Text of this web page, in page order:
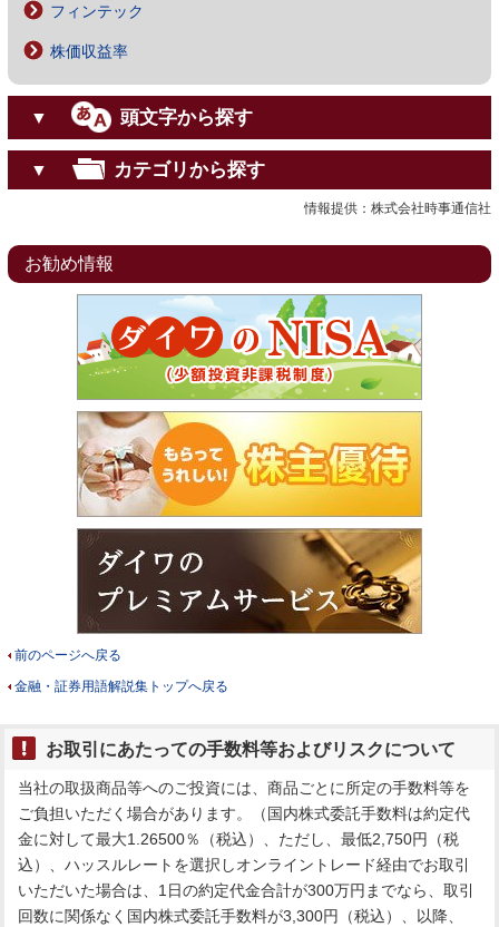
フィンテック
株価収益率
▼ 頭文字から探す
▼ カテゴリから探す
情報提供：株式会社時事通信社
お勧め情報
前のページへ戻る
金融・証券用語解説集トップへ戻る
お取引にあたっての手数料等およびリスクについて
当社の取扱商品等へのご投資には、商品ごとに所定の手数料等を
ご負担いただく場合があります。（国内株式委託手数料は約定代
金に対して最大1.26500％（税込）、ただし、最低2,750円（税
込）、ハッスルレートを選択しオンライントレード経由でお取引
いただいた場合は、1日の約定代金合計が300万円までなら、取引
回数に関係なく国内株式委託手数料が3,300円（税込）、以降、